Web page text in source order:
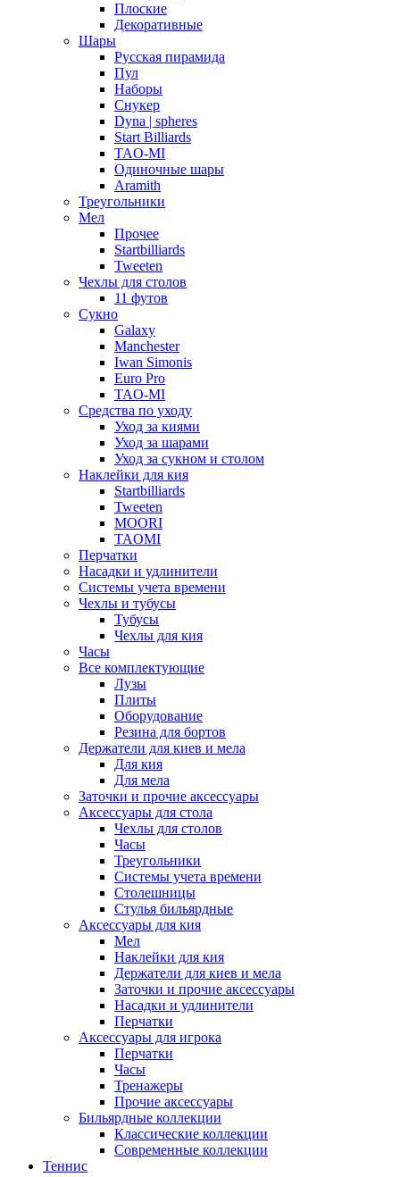
Плоские
Декоративные
Шары
Русская пирамида
Пул
Наборы
Снукер
Dyna | spheres
Start Billiards
TAO-MI
Одиночные шары
Aramith
Треугольники
Мел
Прочее
Startbilliards
Tweeten
Чехлы для столов
11 футов
Сукно
Galaxy
Manchester
Iwan Simonis
Euro Pro
TAO-MI
Средства по уходу
Уход за киями
Уход за шарами
Уход за сукном и столом
Наклейки для кия
Startbilliards
Tweeten
MOORI
TAOMI
Перчатки
Насадки и удлинители
Системы учета времени
Чехлы и тубусы
Тубусы
Чехлы для кия
Часы
Все комплектующие
Лузы
Плиты
Оборудование
Резина для бортов
Держатели для киев и мела
Для кия
Для мела
Заточки и прочие аксессуары
Аксессуары для стола
Чехлы для столов
Часы
Треугольники
Системы учета времени
Столешницы
Стулья бильярдные
Аксессуары для кия
Мел
Наклейки для кия
Держатели для киев и мела
Заточки и прочие аксессуары
Насадки и удлинители
Перчатки
Аксессуары для игрока
Перчатки
Часы
Тренажеры
Прочие аксессуары
Бильярдные коллекции
Классические коллекции
Современные коллекции
Теннис